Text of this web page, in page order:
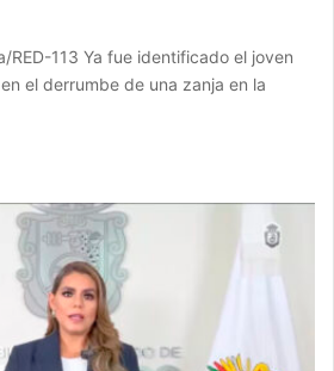
RED-113 Ya fue identificado el joven
el derrumbe de una zanja en la